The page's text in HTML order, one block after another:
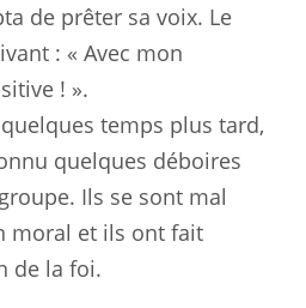
de prêter sa voix. Le
: « Avec mon
! ».
temps plus tard,
quelques déboires
Ils se sont mal
moral et ils ont fait
de la foi.